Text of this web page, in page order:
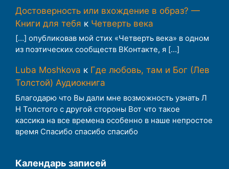
Достоверность или вхождение в образ? —
Книги для тебя к Четверть века
[…] опубликовав мой стих «Четверть века» в одном
из поэтических сообществ ВКонтакте, я […]
Luba Moshkova к Где любовь, там и Бог (Лев
Толстой) Аудиокнига
Благодарю что Вы дали мне возможность узнать Л
Н Толстого с другой стороны Вот что такое
кассика на все времена особенно в наше непростое
время Спасибо спасибо спасибо
Календарь записей